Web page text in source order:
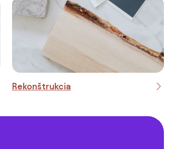
Rekonštrukcia